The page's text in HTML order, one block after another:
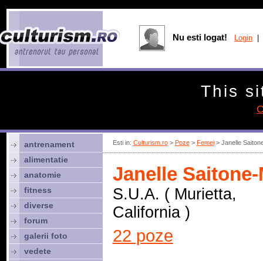
Esti in: Culturism.ro> Poze> Femei> Janelle
Janelle
S.U.A. ( Murietta,
California )
22 poze
antrenament
alimentatie
anatomie
fitness
diverse
forum
galerii foto
vedete
Nu esti logat! Login
This